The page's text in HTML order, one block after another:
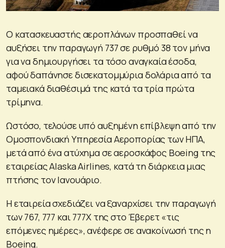
Ο κατασκευαστής αεροπλάνων προσπαθεί να
αυξήσει την παραγωγή 737 σε ρυθμό 38 τον μήνα
για να δημιουργήσει τα τόσο αναγκαία έσοδα,
αφού δαπάνησε δισεκατομμύρια δολάρια από τα
ταμειακά διαθέσιμά της κατά τα τρία πρώτα
τρίμηνα.
Ωστόσο, τελούσε υπό αυξημένη επίβλεψη από την
Ομοσπονδιακή Υπηρεσία Αεροπορίας των ΗΠΑ,
μετά από ένα ατύχημα σε αεροσκάφος Boeing της
εταιρείας Alaska Airlines, κατά τη διάρκεια μιας
πτήσης τον Ιανουάριο.
Η εταιρεία σχεδιάζει να ξαναρχίσει την παραγωγή
των 767, 777 και 777X της στο Έβερετ «τις
επόμενες ημέρες», ανέφερε σε ανακοίνωσή της η
Boeing.